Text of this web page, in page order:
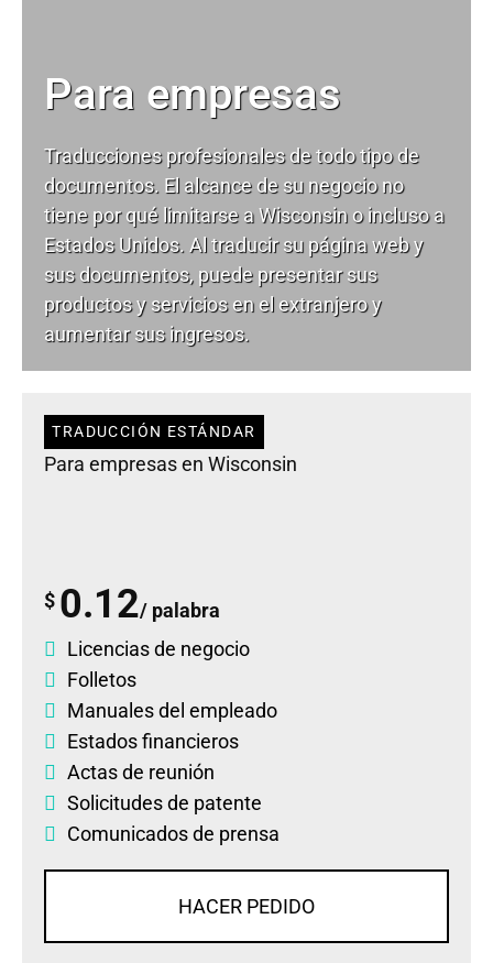
Para empresas
Traducciones profesionales de todo tipo de
documentos. El alcance de su negocio no
tiene por qué limitarse a Wisconsin o incluso a
Estados Unidos. Al traducir su página web y
sus documentos, puede presentar sus
productos y servicios en el extranjero y
aumentar sus ingresos.
TRADUCCIÓN ESTÁNDAR
Para empresas en Wisconsin
$ 0.12/ palabra
Licencias de negocio
Folletos
Manuales del empleado
Estados financieros
Actas de reunión
Solicitudes de patente
Comunicados de prensa
HACER PEDIDO